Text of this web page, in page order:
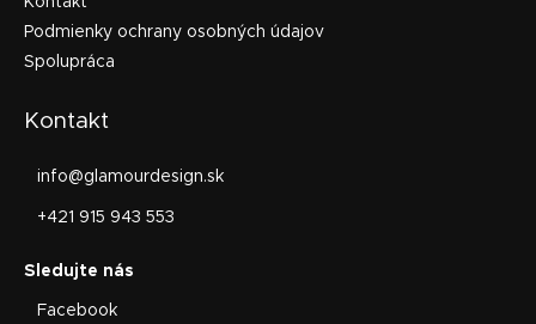
Podmienky ochrany osobných údajov
Spolupráca
Kontakt
info@glamourdesign.sk
+421 915 943 553
Facebook